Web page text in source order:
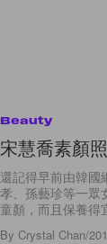
Beauty
宋慧喬素顏
還記得早前由韓國
孝、孫藝珍等一眾
童顏，而且保養得
By Crystal Chan/